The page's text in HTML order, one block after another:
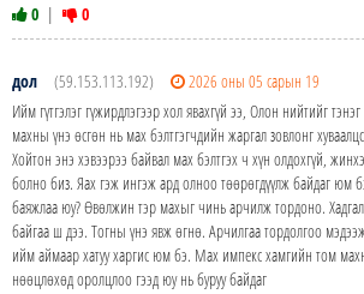
0 | 0
дол (59.153.113.192)
2026 оны 05 сарын 19
Ийм гүтгэлэг гүжирдлэгээр хол явахгүй ээ, Олон нийтийг
махны үнэ өсгөн нь мах бэлтгэгчдийн жаргал зовлонг
Хойтон энэ хэвээрээ байвал мах бэлтгэх ч хүн олдохгүй,
болно биз. Яах гэж ингэж ард олноо төөрөгдүүлж байдаг юм
баяжлаа юу? Өвөлжин тэр махыг чинь арчилж тордоно.
байгаа ш дээ. Тогны үнэ явж өгнө. Арчилгаа тордолгоо
ийм аймаар хатуу харгис юм бэ. Мах импекс хамгийн том
нөөцлөхөд оролцлоо гээд юу нь буруу байдаг